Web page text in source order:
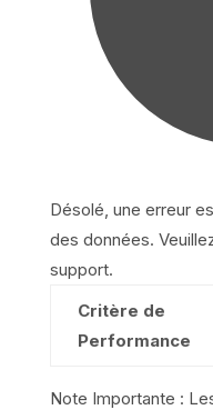
Désolé, une erreur
des données.
support.
Critère de
Performance
Note Importante :